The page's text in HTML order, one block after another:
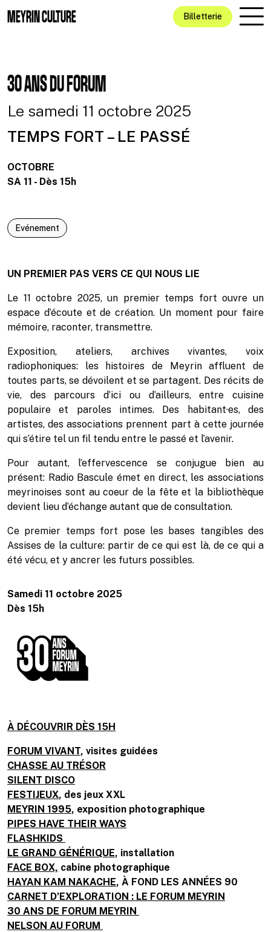
MEYRIN CULTURE Billetterie
30 ANS DU FORUM
Le samedi 11 octobre 2025
TEMPS FORT – LE PASSÉ
OCTOBRE
SA 11 - Dès 15h
Evénement
UN PREMIER PAS VERS CE QUI NOUS LIE
Le 11 octobre 2025, un premier temps fort ouvre un
espace d’écoute et de création. Un moment pour faire
mémoire, raconter, transmettre.
Exposition, ateliers, archives vivantes, voix
radiophoniques: les histoires de Meyrin affluent de
toutes parts, se dévoilent et se partagent. Des récits de
vie, des parcours d’ici ou d’ailleurs, entre cuisine
populaire et paroles intimes. Des habitant·es, des
artistes, des associations prennent part à cette journée
qui s’étire tel un fil tendu entre le passé et l’avenir.
Pour autant, l’effervescence se conjugue bien au
présent: Radio Bascule émet en direct, les associations
meyrinoises sont au coeur de la fête et la bibliothèque
devient lieu d’échange autant que de consultation.
Ce premier temps fort pose les bases tangibles des
Assises de la culture: partir de ce qui est là, de ce qui a
été vécu, et y ancrer les futurs possibles.
Samedi 11 octobre 2025
Dès 15h
À DÉCOUVRIR DÈS 15H
FORUM VIVANT, visites guidées
CHASSE AU TRÉSOR
SILENT DISCO
FESTIJEUX, des jeux XXL
MEYRIN 1995, exposition photographique
PIPES HAVE THEIR WAYS
FLASHKIDS
LE GRAND GÉNÉRIQUE, installation
FACE BOX, cabine photographique
HAYAN KAM NAKACHE, À FOND LES ANNÉES 90
CARNET D’EXPLORATION : LE FORUM MEYRIN
30 ANS DE FORUM MEYRIN
NELSON AU FORUM